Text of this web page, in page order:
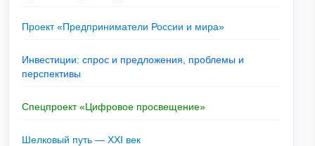
Проект «Предприниматели России и мира»
Инвестиции: спрос и предложения, проблемы и
перспективы
Спецпроект «Цифровое просвещение»
Шелковый путь — XXI век